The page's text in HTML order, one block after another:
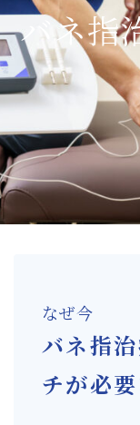
微弱電流の活用
症例集
り腰の治
膝の痛み
微弱電流
微弱電流
可能性
お問い合わせ・
バネ指
なぜ今
バネ指
チが必